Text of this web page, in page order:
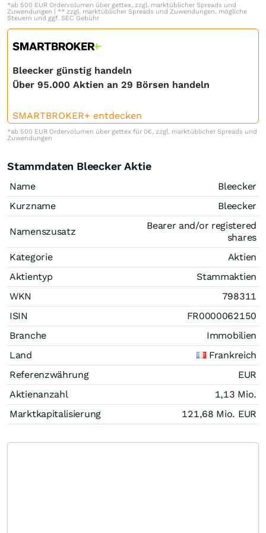
*ab 500 EUR Ordervolumen über gettex, zzgl. marktüblicher Spreads und
Zuwendungen | ** zzgl. marktüblicher Spreads und Zuwendungen, mögliche
Steuern und ggf. SEC Gebühr
Bleecker günstig handeln
Über 95.000 Aktien an 29 Börsen handeln
SMARTBROKER+ entdecken
*ab 500 EUR Ordervolumen über gettex für 0€, zzgl. marktüblicher Spreads und
Zuwendungen
Stammdaten Bleecker Aktie
Name
Bleecker
Kurzname
Bleecker
Namenszusatz
Bearer and/or registered
shares
Kategorie
Aktien
Aktientyp
Stammaktien
WKN
798311
ISIN
FR0000062150
Branche
Immobilien
Land
Frankreich
Referenzwährung
EUR
Aktienanzahl
1,13 Mio.
Marktkapitalisierung
121,68 Mio. EUR